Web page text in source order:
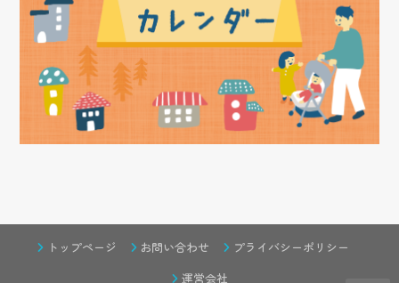
トップページ お問い合わせ
プライバシーポリシー
運営会社